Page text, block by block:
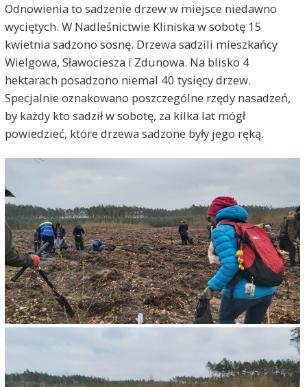
Odnowienia to sadzenie drzew w miejsce niedawno
wyciętych. W Nadleśnictwie Kliniska w sobotę 15
kwietnia sadzono sosnę. Drzewa sadzili mieszkańcy
Wielgowa, Sławociesza i Zdunowa. Na blisko 4
hektarach posadzono niemal 40 tysięcy drzew.
Specjalnie oznakowano poszczególne rzędy nasadzeń,
by każdy kto sadził w sobotę, za kilka lat mógł
powiedzieć, które drzewa sadzone były jego ręką.